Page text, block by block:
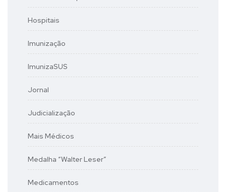
Hospitais
Imunização
ImunizaSUS
Jornal
Judicialização
Mais Médicos
Medalha “Walter Leser”
Medicamentos